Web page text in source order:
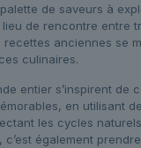
de saveurs à
de rencontre entre
recettes anciennes se
culinaires.
entier s’inspirent de
en utilisant
les cycles
c’est également